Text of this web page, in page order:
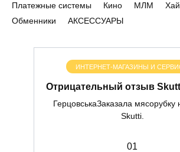
Платежные системы
Кино МЛМ
Обменники
АКСЕССУАРЫ
ИНТЕРНЕТ-МАГАЗИНЫ И
Отрицательный отзыв
ГерцовськаЗаказала мясорубку
Skutti.
01